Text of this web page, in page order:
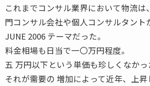
これまでコンサル業界において物流は
門コンサル会社や個人コンサルタント
JUNE 2006 テーマだった。
料金相場も日当で一〇万円程度。
五 万円以下という単価も珍しくなかっ
それが需要の 増加によって近年、上昇